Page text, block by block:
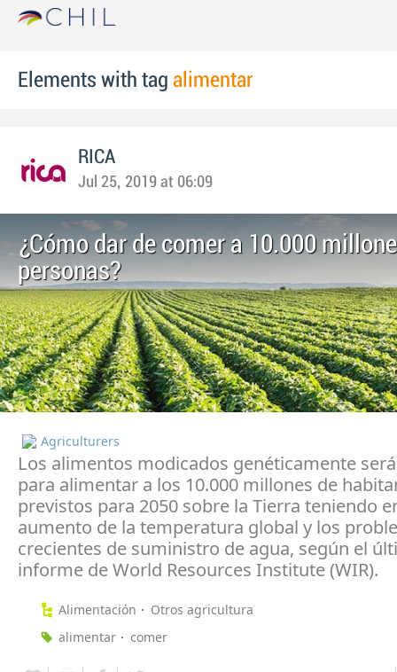
Elements with tag alimentar
RICA
Jul 25, 2019 at 06:09
¿Cómo dar de comer a 10.000
personas?
Agriculturers
Los alimentos modicados genéticamente
para alimentar a los 10.000 millones de
previstos para 2050 sobre la Tierra teniendo
aumento de la temperatura global y los
crecientes de suministro de agua, según el
informe de World Resources Institute (WIR).
Alimentación
Otros agricultura
alimentar
comer